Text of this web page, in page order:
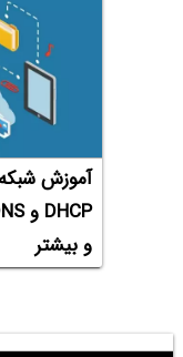
آموزش
و بیشتر